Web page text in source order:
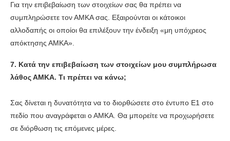
Για την επιβεβαίωση των στοιχείων σας θα πρέπει να
συμπληρώσετε τον ΑΜΚΑ σας. Εξαιρούνται οι κάτοικοι
αλλοδαπής οι οποίοι θα επιλέξουν την ένδειξη «μη υπόχρεος
απόκτησης ΑΜΚΑ».
7. Κατά την επιβεβαίωση των στοιχείων μου συμπλήρωσα
λάθος ΑΜΚΑ. Τι πρέπει να κάνω;
Σας δίνεται η δυνατότητα να το διορθώσετε στο έντυπο Ε1 στο
πεδίο που αναγράφεται ο ΑΜΚΑ. Θα μπορείτε να προχωρήσετε
σε διόρθωση τις επόμενες μέρες.